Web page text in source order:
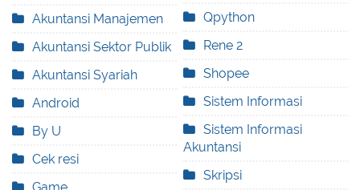
Akuntansi Manajemen
Akuntansi Sektor Publik
Akuntansi Syariah
Android
By U
Cek resi
Qpython
Rene 2
Shopee
Sistem Informasi
Sistem Informasi
Akuntansi
Skripsi